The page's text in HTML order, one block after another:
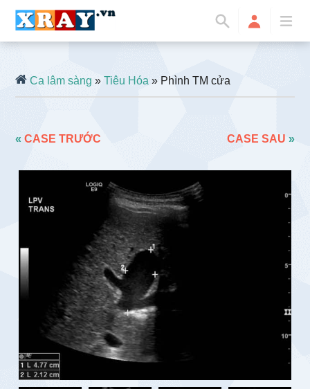
Ca lâm sàng »Tiêu Hóa » Phình TM cửa
«CASE TRƯỚC CASE SAU »